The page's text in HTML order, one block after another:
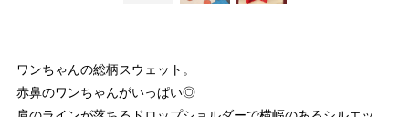
ワンちゃんの総柄スウェット。
赤鼻のワンちゃんがいっぱい◎